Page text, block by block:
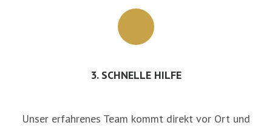
3. SCHNELLE HILFE
Unser erfahrenes Team kommt direkt vor Ort und